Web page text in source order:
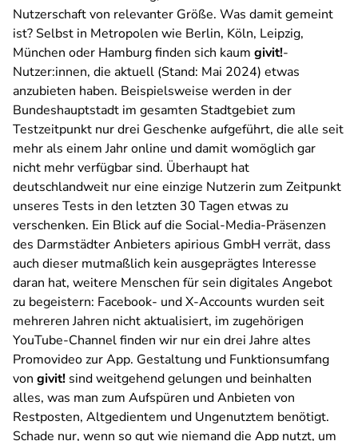
Nutzerschaft von relevanter Größe. Was damit gemeint
ist? Selbst in Metropolen wie Berlin, Köln, Leipzig,
München oder Hamburg finden sich kaum givit!-
Nutzer:innen, die aktuell (Stand: Mai 2024) etwas
anzubieten haben. Beispielsweise werden in der
Bundeshauptstadt im gesamten Stadtgebiet zum
Testzeitpunkt nur drei Geschenke aufgeführt, die alle seit
mehr als einem Jahr online und damit womöglich gar
nicht mehr verfügbar sind. Überhaupt hat
deutschlandweit nur eine einzige Nutzerin zum Zeitpunkt
unseres Tests in den letzten 30 Tagen etwas zu
verschenken. Ein Blick auf die Social-Media-Präsenzen
des Darmstädter Anbieters apirious GmbH verrät, dass
auch dieser mutmaßlich kein ausgeprägtes Interesse
daran hat, weitere Menschen für sein digitales Angebot
zu begeistern: Facebook- und X-Accounts wurden seit
mehreren Jahren nicht aktualisiert, im zugehörigen
YouTube-Channel finden wir nur ein drei Jahre altes
Promovideo zur App. Gestaltung und Funktionsumfang
von givit! sind weitgehend gelungen und beinhalten
alles, was man zum Aufspüren und Anbieten von
Restposten, Altgedientem und Ungenutztem benötigt.
Schade nur, wenn so gut wie niemand die App nutzt, um